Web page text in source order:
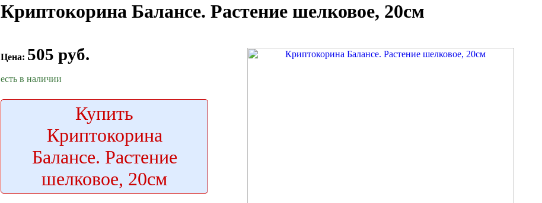
Криптокорина Балансе. Растение шелковое, 20см
Цена: 505 руб.
есть в наличии
Купить
Криптокорина
Балансе. Растение
шелковое, 20см